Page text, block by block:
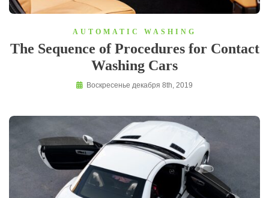
AUTOMATIC WASHING
The Sequence of Procedures for Contact
Washing Cars
Воскресенье декабря 8th, 2019